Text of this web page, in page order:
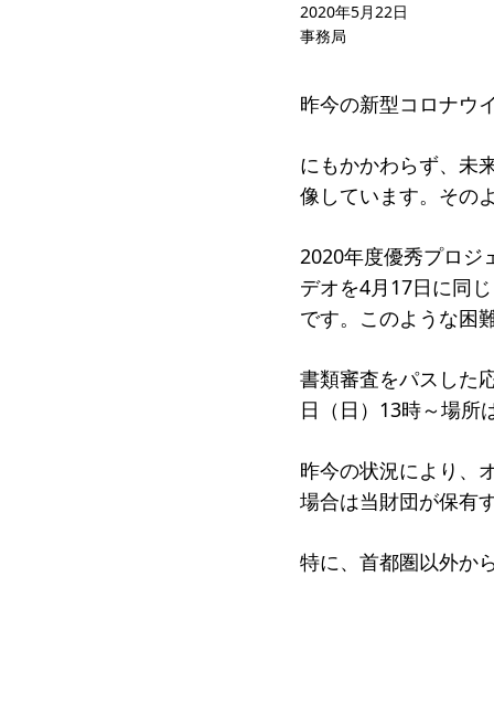
ソーシャルビジネス支援
受賞
ソーシャルビジネス研究会
研究会
お手続き
ニュース・コラム
ニュー
2020年5月22日
事務局
昨今の新型コロナウ
にもかかわらず、未
像しています。その
2020年度優秀プロジ
デオを4月17日に同
です。このような困
書類審査をパスした
日（日）13時～場所
昨今の状況により、
場合は当財団が保有
特に、首都圏以外か